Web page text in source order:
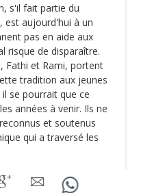
s'il fait partie du
est aujourd'hui à un
pas en aide aux
risque de disparaître.
Fathi et Rami, portent
tradition aux jeunes
se pourrait que ce
années à venir. Ils ne
et soutenus
qui a traversé les